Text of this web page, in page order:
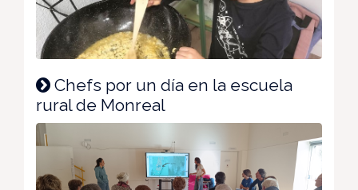
Chefs por un día en la escuela
rural de Monreal